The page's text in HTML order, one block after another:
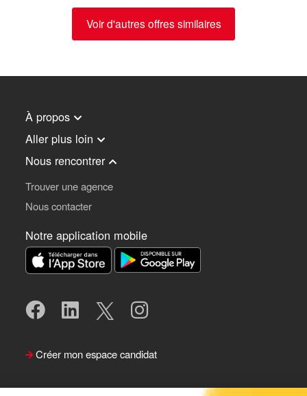
Voir d'autres offres similaires
À propos
Aller plus loin
Nous rencontrer
Trouver une agence
Nous contacter
Notre application mobile
Créer mon espace candidat